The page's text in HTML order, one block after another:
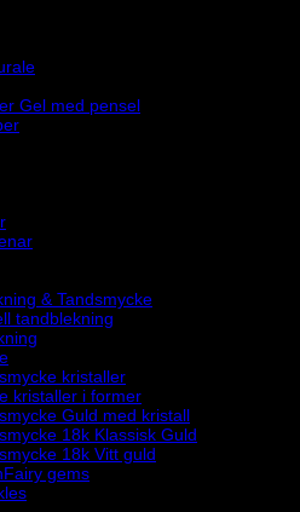
Gel med pensel
& Tandsmycke
tandblekning
kristaller
kristaller i former
Guld med kristall
18k Klassisk Guld
18k Vitt guld
gems